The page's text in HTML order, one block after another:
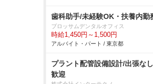
歯科助手/未経験OK・扶養内勤
ブロッサムデンタルオフィス
時給1,450円～1,500円
アルバイト・パート / 東京都
プラント配管設備設計/出張な
歓迎